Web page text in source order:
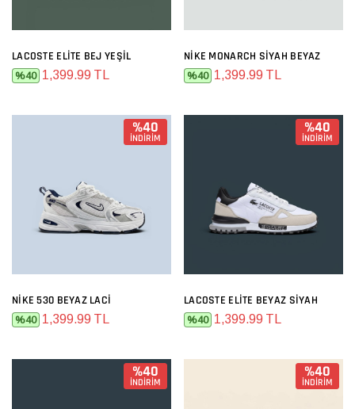
LACOSTE ELITE BEJ YEŞIL
%40 1,399.99 TL
NIKE MONARCH SIYAH BEYAZ
%40 1,399.99 TL
%40
İNDİRİM
NIKE 530 BEYAZ LACI
%40 1,399.99 TL
%40
İNDİRİM
LACOSTE ELITE BEYAZ SIYAH
%40 1,399.99 TL
%40
İNDİRİM
%40
İNDİRİM